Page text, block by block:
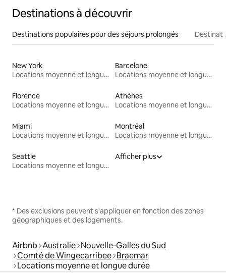
Destinations à découvrir
Destinations populaires pour des séjours prolongés
New York
Locations moyenne et longue durée
Barcelone
Locations moyenne et longue durée
Florence
Locations moyenne et longue durée
Athènes
Locations moyenne et longue durée
Miami
Locations moyenne et longue durée
Montréal
Locations moyenne et longue durée
Seattle
Locations moyenne et longue durée
Afficher plus
* Des exclusions peuvent s'appliquer en fonction des zones
géographiques et des logements.
Airbnb Australie Nouvelle-Galles du Sud
Comté de Wingecarribee Braemar
Locations moyenne et longue durée